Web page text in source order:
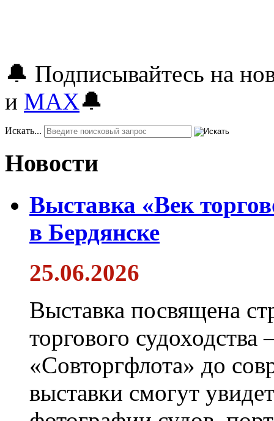
🔔 Подписывайтесь на
и MAX🔔
Искать...
Новости
Выставка «Век
в Бердянске
25.06.2026
Выставка посвящена
торгового
«Совторгфлота» до
выставки смогут